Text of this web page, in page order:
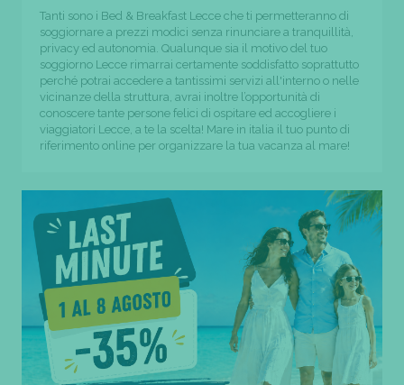
Tanti sono i Bed & Breakfast Lecce che ti permetteranno di
soggiornare a prezzi modici senza rinunciare a tranquillità,
privacy ed autonomia. Qualunque sia il motivo del tuo
soggiorno Lecce rimarrai certamente soddisfatto soprattutto
perché potrai accedere a tantissimi servizi all'interno o nelle
vicinanze della struttura, avrai inoltre l’opportunità di
conoscere tante persone felici di ospitare ed accogliere i
viaggiatori Lecce, a te la scelta! Mare in italia il tuo punto di
riferimento online per organizzare la tua vacanza al mare!